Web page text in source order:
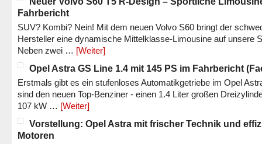
Fahrbericht
SUV? Kombi? Nein! Mit dem neuen Volvo S60 bringt der
Hersteller eine dynamische Mittelklasse-Limousine auf unsere
Neben zwei … [Weiter]
Opel Astra GS Line 1.4 mit 145 PS im Fahrbericht
Erstmals gibt es ein stufenloses Automatikgetriebe im Opel
sind den neuen Top-Benziner - einen 1.4 Liter großen
107 kW … [Weiter]
Vorstellung: Opel Astra mit frischer Technik und
Motoren